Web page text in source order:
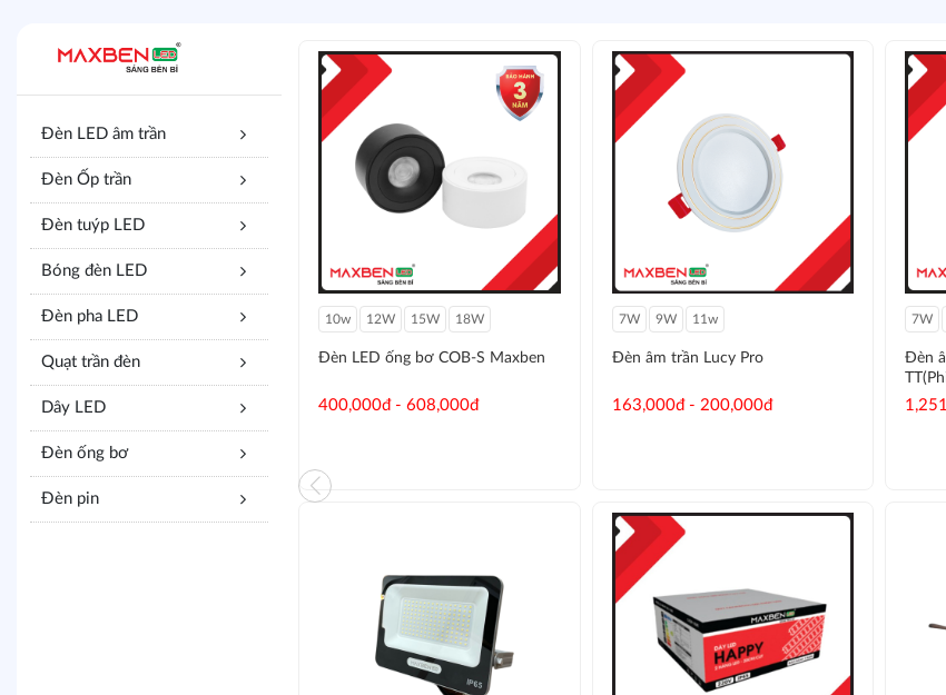
Đèn LED âm trần
Đèn Ốp trần
Đèn tuýp LED
Bóng đèn LED
Đèn pha LED
Quạt trần đèn
Dây LED
Đèn ống bơ
Đèn pin
6500K 3000K
Đèn pin đội đầu 303
199,000đ
10w 12W 15W 18W
Đèn LED ống bơ COB-S Maxben
400,000đ - 608,000đ
7W 9W 11w
Đèn âm trần Lucy Pro
163,000đ - 200,000đ
7W
Đèn